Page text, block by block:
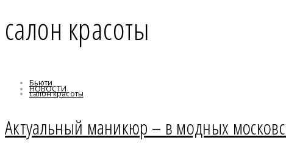
салон красоты
НОВОСТИ
Бьюти
салон красоты
Актуальный маникюр – в модных